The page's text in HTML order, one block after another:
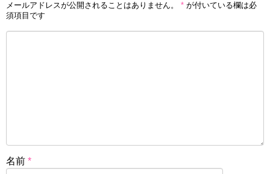
メールアドレスが公開されることはありません。 * が付いている欄は必
須項目です
名前 *